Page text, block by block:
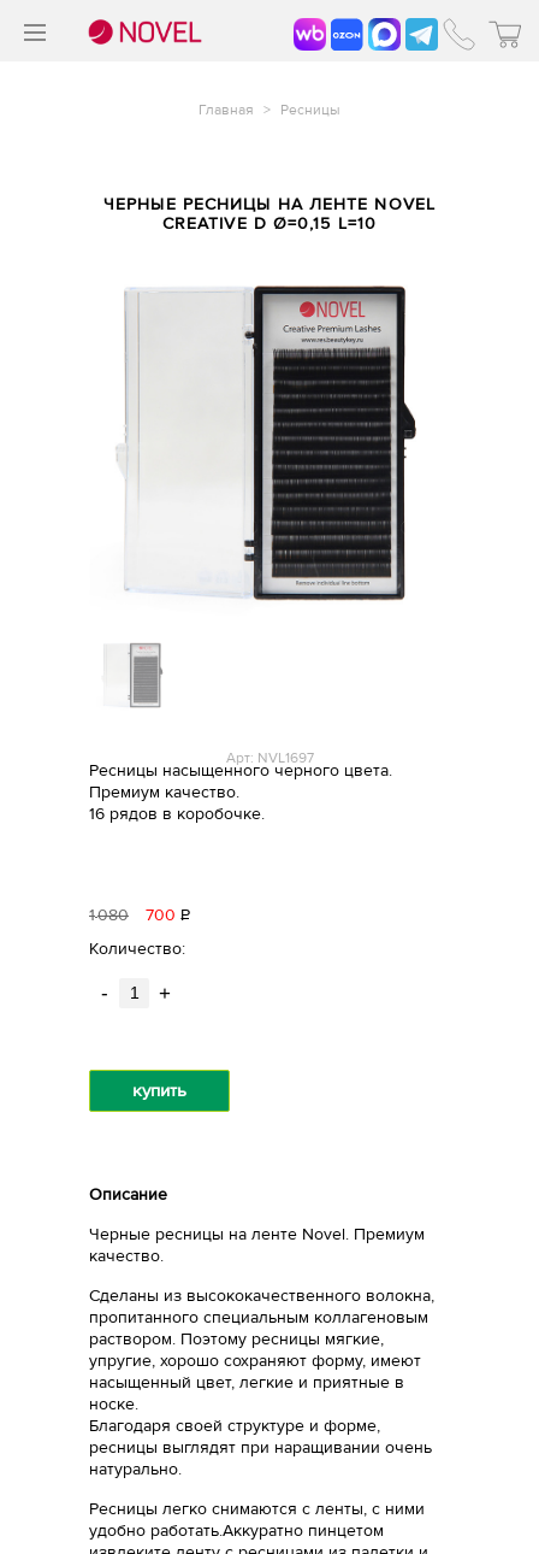
Главная > Ресницы
ЧЕРНЫЕ РЕСНИЦЫ НА ЛЕНТЕ NOVEL
CREATIVE D Ø=0,15 L=10
Арт: NVL1697
Ресницы насыщенного черного цвета.
Премиум качество.
16 рядов в коробочке.
1080 700 Р
Количество:
- +
купить
Описание
Черные ресницы на ленте Novel. Премиум
качество.
Сделаны из высококачественного волокна,
пропитанного специальным коллагеновым
раствором. Поэтому ресницы мягкие,
упругие, хорошо сохраняют форму, имеют
насыщенный цвет, легкие и приятные в
носке.
Благодаря своей структуре и форме,
ресницы выглядят при наращивании очень
натурально.
Ресницы легко снимаются с ленты, с ними
удобно работать.Аккуратно пинцетом